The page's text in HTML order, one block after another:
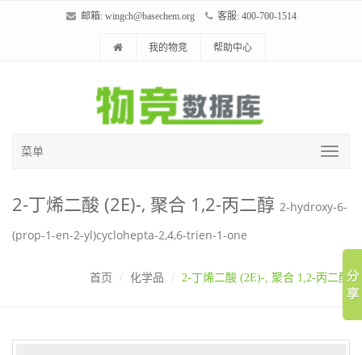
邮箱: wingch@basechem.org 客服: 400-700-1514
我的物竞 帮助中心
菜单
2-丁烯二酸 (2E)-, 聚合 1,2-丙二醇 2-hydroxy-6-
(prop-1-en-2-yl)cyclohepta-2,4,6-trien-1-one
首页 化学品 2-丁烯二酸 (2E)-, 聚合 1,2-丙二醇